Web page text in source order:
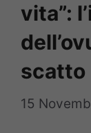
vita”:
scatto
15